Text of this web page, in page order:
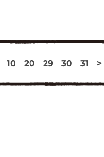
10 20 29 30 31 >